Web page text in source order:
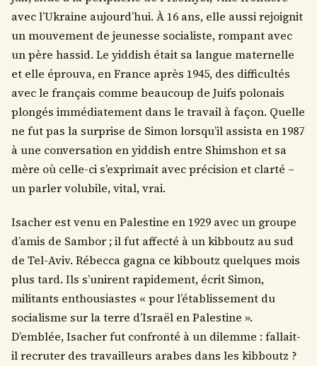
avec l’Ukraine aujourd’hui. À 16 ans, elle aussi rejoignit
un mouvement de jeunesse socialiste, rompant avec
un père hassid. Le yiddish était sa langue maternelle
et elle éprouva, en France après 1945, des difficultés
avec le français comme beaucoup de Juifs polonais
plongés immédiatement dans le travail à façon. Quelle
ne fut pas la surprise de Simon lorsqu’il assista en 1987
à une conversation en yiddish entre Shimshon et sa
mère où celle-ci s’exprimait avec précision et clarté –
un parler volubile, vital, vrai.
Isacher est venu en Palestine en 1929 avec un groupe
d’amis de Sambor ; il fut affecté à un kibboutz au sud
de Tel-Aviv. Rébecca gagna ce kibboutz quelques mois
plus tard. Ils s’unirent rapidement, écrit Simon,
militants enthousiastes « pour l’établissement du
socialisme sur la terre d’Israël en Palestine ».
D’emblée, Isacher fut confronté à un dilemme : fallait-
il recruter des travailleurs arabes dans les kibboutz ?